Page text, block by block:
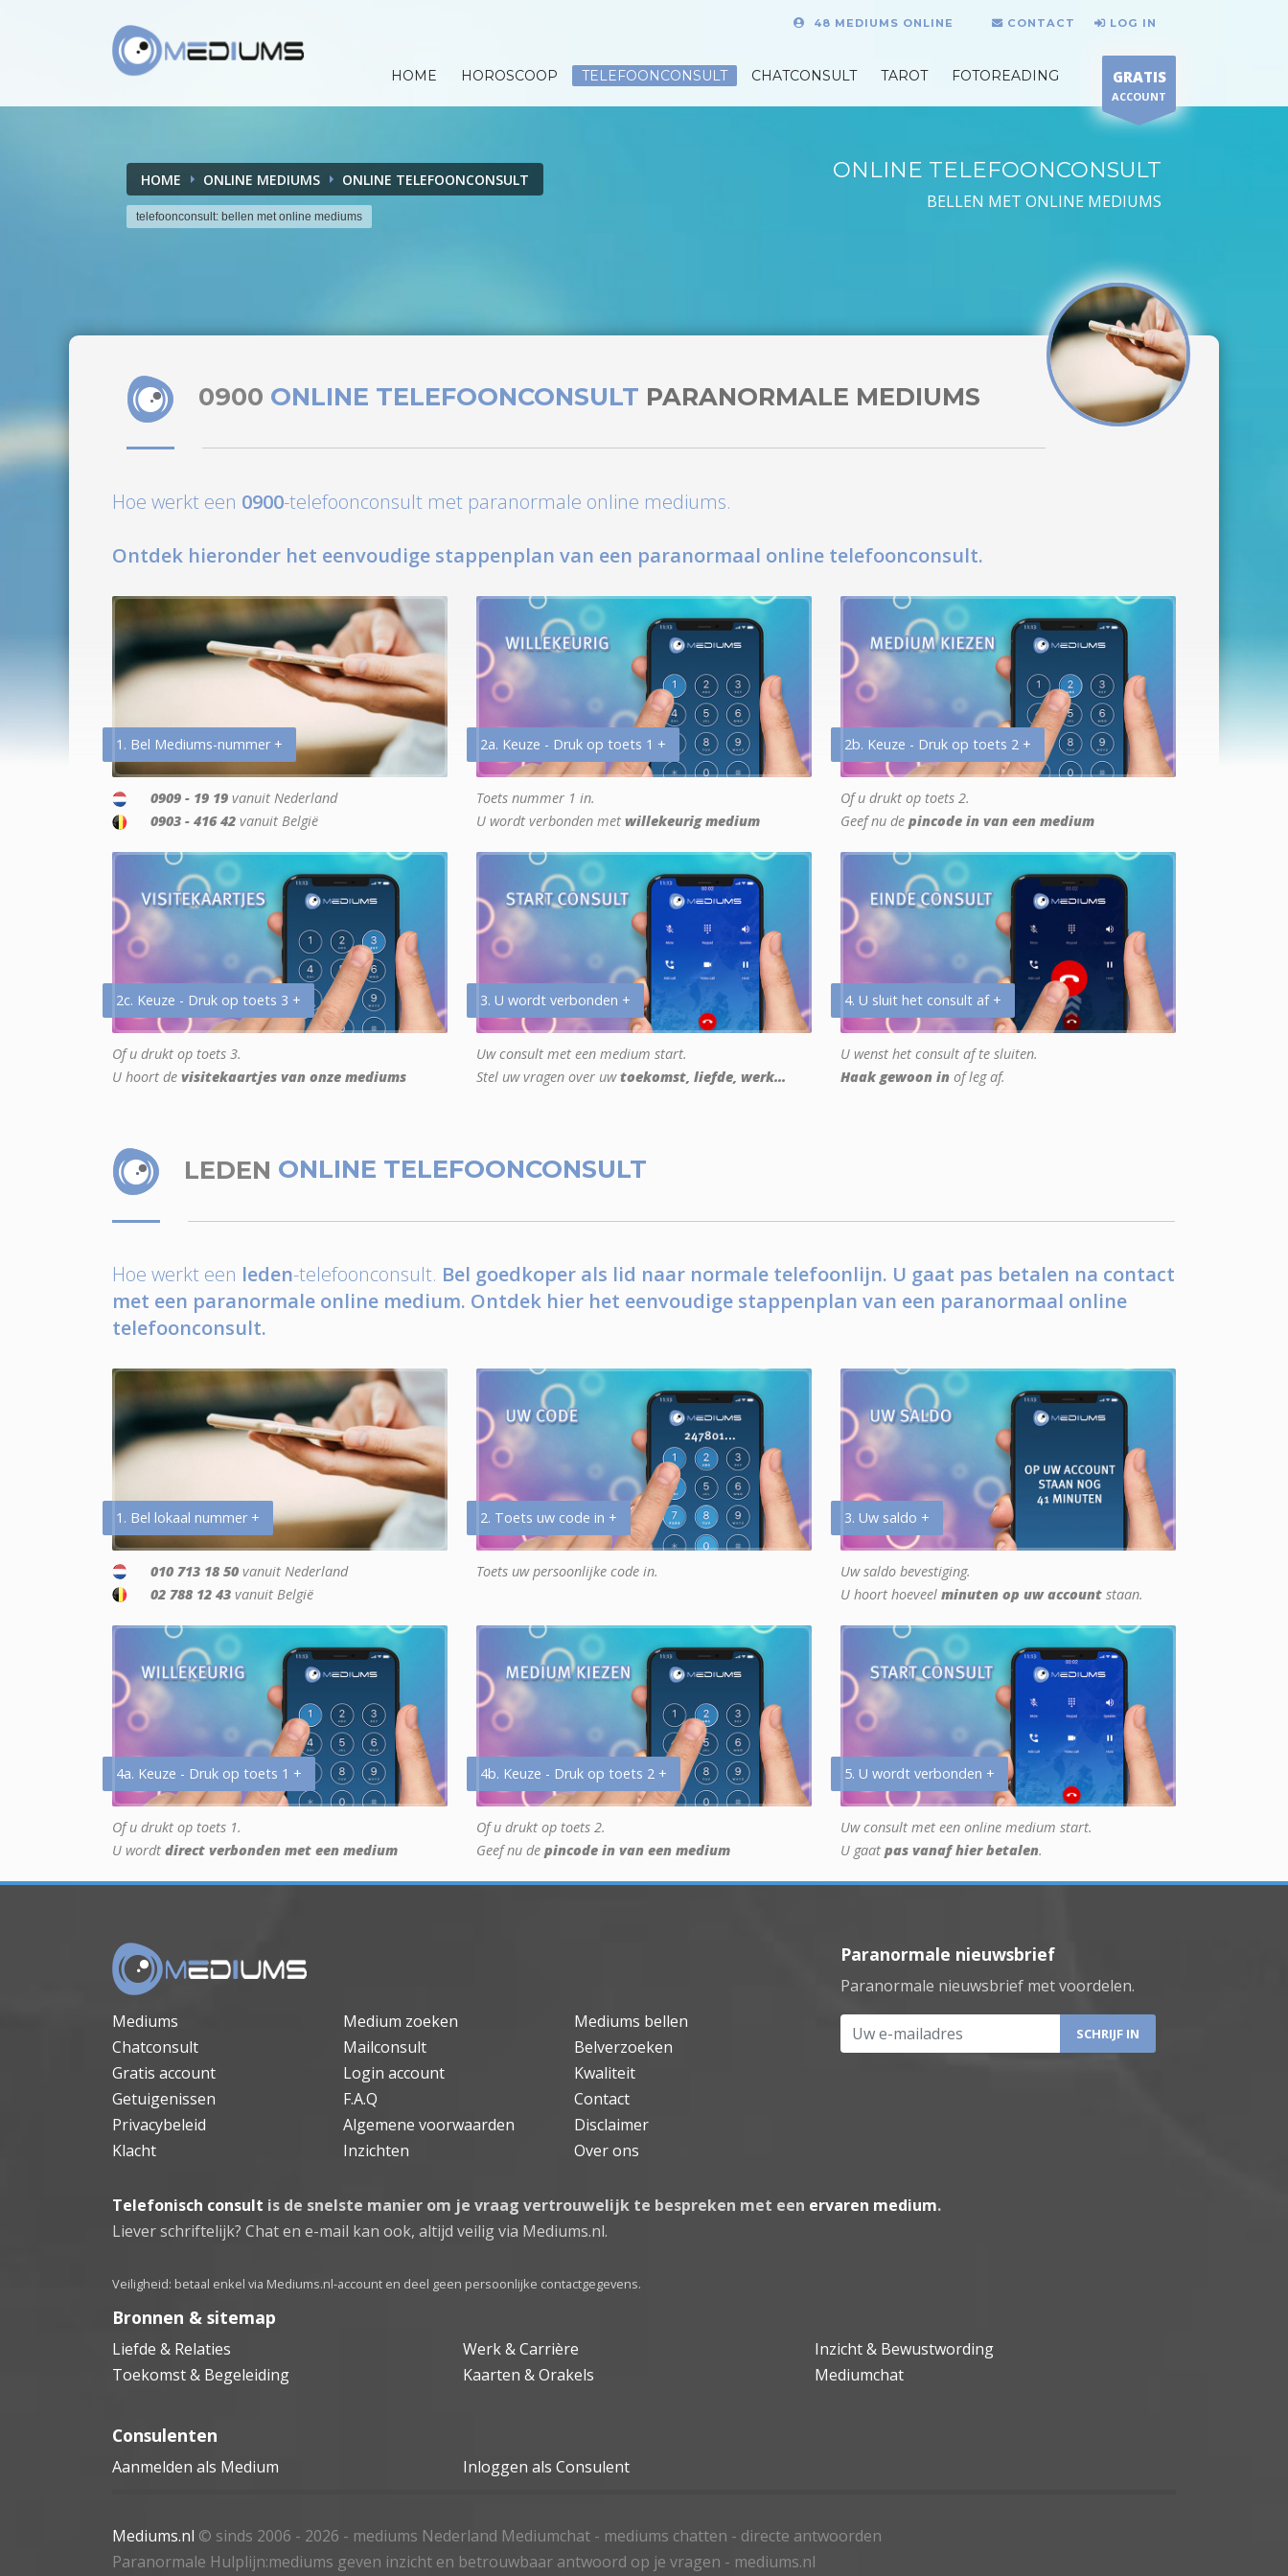
48 MEDIUMS ONLINE CONTACT LOG IN
HOME HOROSCOOP TELEFOONCONSULT CHATCONSULT TAROT FOTOREADING GRATIS
ACCOUNT
HOME ONLINE MEDIUMS ONLINE TELEFOONCONSULT
telefoonconsult: bellen met online mediums
ONLINE TELEFOONCONSULT
BELLEN MET ONLINE MEDIUMS
0900 ONLINE TELEFOONCONSULT PARANORMALE MEDIUMS
Hoe werkt een 0900-telefoonconsult met paranormale online mediums.
Ontdek hieronder het eenvoudige stappenplan van een paranormaal online telefoonconsult.
1. Bel Mediums-nummer +
0909 - 19 19 vanuit Nederland
0903 - 416 42 vanuit België
2a. Keuze - Druk op toets 1 +
Toets nummer 1 in.
U wordt verbonden met willekeurig medium
2b. Keuze - Druk op toets 2 +
Of u drukt op toets 2.
Geef nu de pincode in van een medium
2c. Keuze - Druk op toets 3 +
Of u drukt op toets 3.
U hoort de visitekaartjes van onze mediums
3. U wordt verbonden +
Uw consult met een medium start.
Stel uw vragen over uwtoekomst, liefde, werk...
4. U sluit het consult af +
U wenst het consult af te sluiten.
Haak gewoon in of leg af.
LEDEN ONLINE TELEFOONCONSULT
Hoe werkt een leden-telefoonconsult. Bel goedkoper als lid naar normale telefoonlijn. U gaat pas betalen na contact
met een paranormale online medium. Ontdek hier het eenvoudige stappenplan van een paranormaal online
telefoonconsult.
1. Bel lokaal nummer +
010 713 18 50 vanuit Nederland
02 788 12 43 vanuit België
2. Toets uw code in +
Toets uw persoonlijke code in.
3. Uw saldo +
Uw saldo bevestiging.
U hoort hoeveel minuten op uw account staan.
4a. Keuze - Druk op toets 1 +
Of u drukt op toets 1.
U wordt direct verbonden met een medium
4b. Keuze - Druk op toets 2 +
Of u drukt op toets 2.
Geef nu de pincode in van een medium
5. U wordt verbonden +
Uw consult met een online medium start.
U gaat pas vanaf hier betalen.
Mediums Medium zoeken
Mediums bellen
Chatconsult
Mailconsult
Belverzoeken
Gratis account
Login account
Kwaliteit
Getuigenissen
F.A.Q
Contact
Privacybeleid
Algemene voorwaarden
Disclaimer
Klacht
Inzichten Over ons
Paranormale nieuwsbrief
Paranormale nieuwsbrief met voordelen.
Uw e-mailadres
Telefonisch consult is de snelste manier om je vraag vertrouwelijk te bespreken met een ervaren medium.
Liever schriftelijk? Chat en e-mail kan ook, altijd veilig via Mediums.nl.
Veiligheid: betaal enkel via Mediums.nl-account en deel geen persoonlijke contactgegevens.
Bronnen & sitemap
Liefde & Relaties Werk & Carrière
Inzicht & Bewustwording
Toekomst & Begeleiding
Kaarten & Orakels Mediumchat
Consulenten
Aanmelden als Medium Inloggen als Consulent
Mediums.nl © sinds 2006 - 2026 - mediums Nederland Mediumchat - mediums chatten - directe antwoorden
Paranormale Hulplijn:mediums geven inzicht en betrouwbaar antwoord op je vragen - mediums.nl